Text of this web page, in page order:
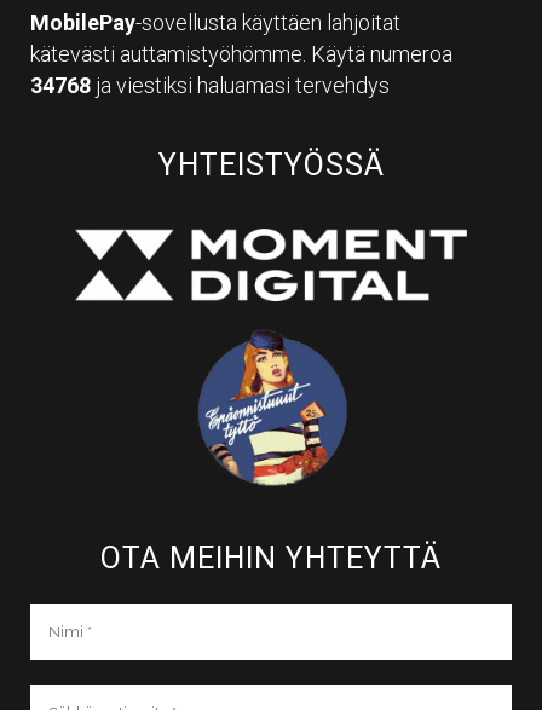
MobilePay-sovellusta käyttäen lahjoitat
kätevästi auttamistyöhömme. Käytä numeroa
34768 ja viestiksi haluamasi tervehdys
YHTEISTYÖSSÄ
OTA MEIHIN YHTEYTTÄ​